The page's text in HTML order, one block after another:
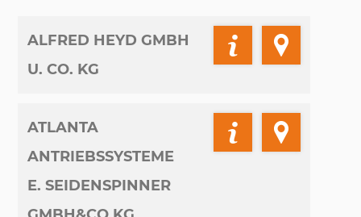
ALFRED HEYD GMBH
U. CO. KG
ATLANTA
ANTRIEBSSYSTEME
E. SEIDENSPINNER